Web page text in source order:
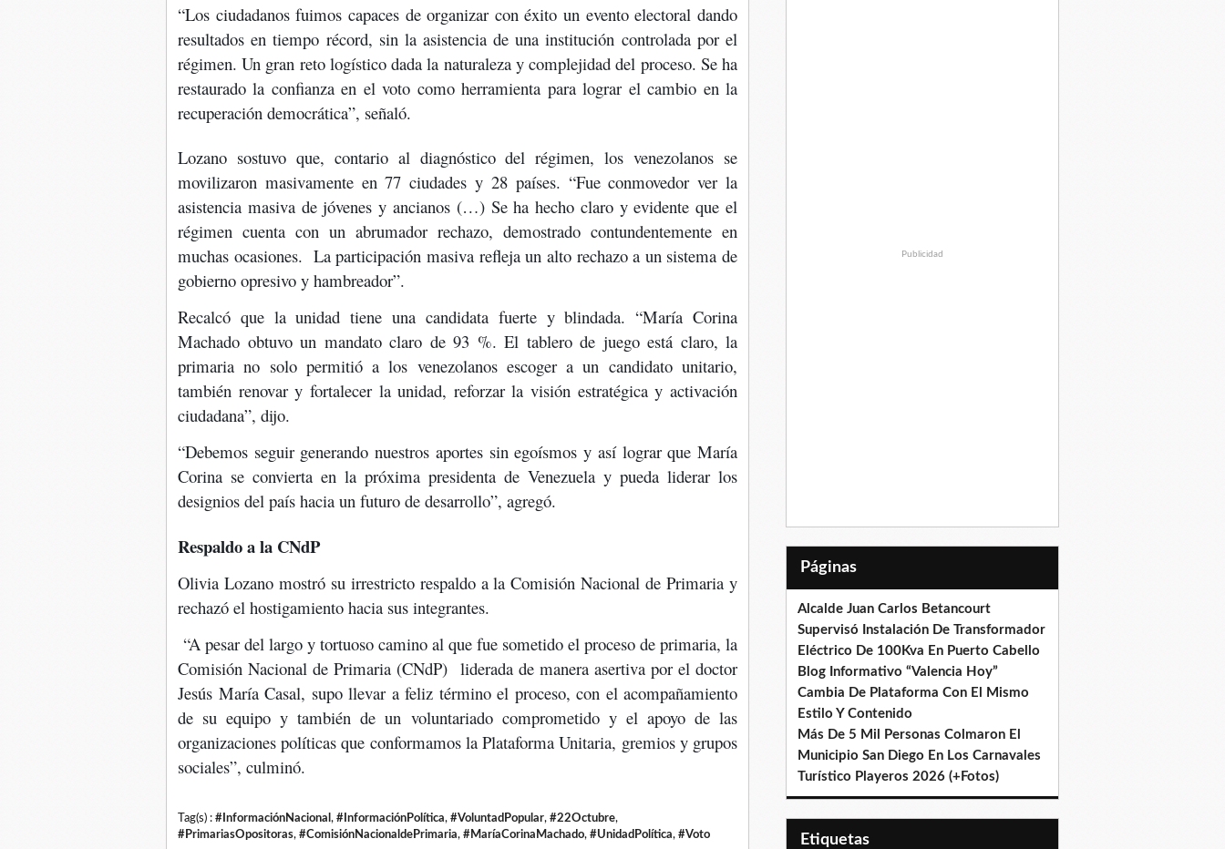
“Los ciudadanos fuimos capaces de organizar con éxito un evento electoral dando
resultados en tiempo récord, sin la asistencia de una institución controlada por el
régimen. Un gran reto logístico dada la naturaleza y complejidad del proceso. Se ha
restaurado la confianza en el voto como herramienta para lograr el cambio en la
recuperación democrática”, señaló.
Lozano sostuvo que, contario al diagnóstico del régimen, los venezolanos se
movilizaron masivamente en 77 ciudades y 28 países. “Fue conmovedor ver la
asistencia masiva de jóvenes y ancianos (…) Se ha hecho claro y evidente que el
régimen cuenta con un abrumador rechazo, demostrado contundentemente en
muchas ocasiones. La participación masiva refleja un alto rechazo a un sistema de
gobierno opresivo y hambreador”.
Recalcó que la unidad tiene una candidata fuerte y blindada. “María Corina
Machado obtuvo un mandato claro de 93 %. El tablero de juego está claro, la
primaria no solo permitió a los venezolanos escoger a un candidato unitario,
también renovar y fortalecer la unidad, reforzar la visión estratégica y activación
ciudadana”, dijo.
“Debemos seguir generando nuestros aportes sin egoísmos y así lograr que María
Corina se convierta en la próxima presidenta de Venezuela y pueda liderar los
designios del país hacia un futuro de desarrollo”, agregó.
Respaldo a la CNdP
Olivia Lozano mostró su irrestricto respaldo a la Comisión Nacional de Primaria y
rechazó el hostigamiento hacia sus integrantes.
“A pesar del largo y tortuoso camino al que fue sometido el proceso de primaria, la
Comisión Nacional de Primaria (CNdP) liderada de manera asertiva por el doctor
Jesús María Casal, supo llevar a feliz término el proceso, con el acompañamiento
de su equipo y también de un voluntariado comprometido y el apoyo de las
organizaciones políticas que conformamos la Plataforma Unitaria, gremios y grupos
sociales”, culminó.
Tag(s) : #InformaciónNacional , #InformaciónPolítica, #VoluntadPopular, #22Octubre,
#PrimariasOpositoras, #ComisiónNacionaldePrimaria, #MaríaCorinaMachado, #UnidadPolítica, #Voto
Publicidad
Páginas
Alcalde Juan Carlos Betancourt
Supervisó Instalación De Transformador
Eléctrico De 100Kva En Puerto Cabello
Blog Informativo “Valencia Hoy”
Cambia De Plataforma Con El Mismo
Estilo Y Contenido
Más De 5 Mil Personas Colmaron El
Municipio San Diego En Los Carnavales
Turístico Playeros 2026 (+Fotos)
Etiquetas